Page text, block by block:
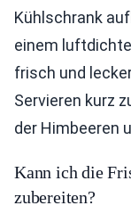
Kühlschrank
einem
frisch und
Servieren kurz
der Himbeeren
Kann ich die
zubereiten?